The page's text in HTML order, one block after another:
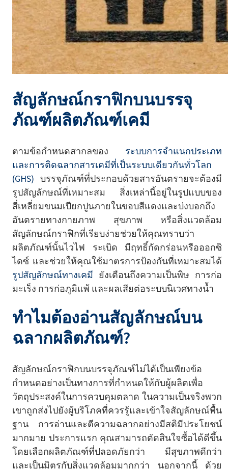
สัญลักษณ์กราฟิกบนบรรจุ
ภัณฑ์ผลิตภัณฑ์เคมี
ตามข้อกำหนดสากลของ ระบบการจำแนกประเภท
และการติดฉลากสารเคมีที่เป็นระบบเดียวกันทั่วโลก
(GHS) บรรจุภัณฑ์ที่ประกอบด้วยสารอันตรายจะต้องมี
รูปสัญลักษณ์ที่เหมาะสม สิ่งเหล่านี้อยู่ในรูปแบบของ
สี่เหลี่ยมขนมเปียกปูนภายในขอบสีแดงและบ่งบอกถึง
อันตรายทางกายภาพ สุขภาพ หรือสิ่งแวดล้อม
สัญลักษณ์กราฟิกที่เรียบง่ายช่วยให้คุณทราบว่า
ผลิตภัณฑ์นั้นไวไฟ ระเบิด มีฤทธิ์กัดกร่อนหรือออกซิ
ไดซ์ และช่วยให้คุณใช้มาตรการป้องกันที่เหมาะสมได้
รูปสัญลักษณ์ทางเคมี ยังเตือนถึงความเป็นพิษ การก่อ
มะเร็ง การก่อภูมิแพ้ และผลเสียต่อระบบนิเวศทางน้ำ
ทำไมต้องอ่านสัญลักษณ์บน
ฉลากผลิตภัณฑ์?
สัญลักษณ์กราฟิกบนบรรจุภัณฑ์ไม่ได้เป็นเพียงข้อ
กำหนดอย่างเป็นทางการที่กำหนดให้กับผู้ผลิตเพื่อ
วัตถุประสงค์ในการควบคุมตลาด ในความเป็นจริงพวก
เขาถูกส่งไปยังผู้บริโภคที่ควรรู้และเข้าใจสัญลักษณ์พื้น
ฐาน การอ่านและตีความฉลากอย่างมีสติมีประโยชน์
มากมาย ประการแรก คุณสามารถตัดสินใจซื้อได้ดีขึ้น
โดยเลือกผลิตภัณฑ์ที่ปลอดภัยกว่า มีสุขภาพดีกว่า
และเป็นมิตรกับสิ่งแวดล้อมมากกว่า นอกจากนี้ ด้วย